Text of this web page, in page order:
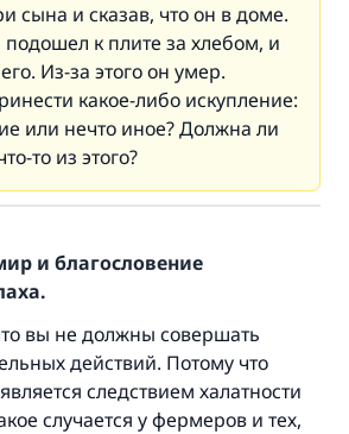
сына и сказав, что он в доме.
подошел к плите за хлебом, и
Из-за этого он умер.
какое-либо искупление:
или нечто иное? Должна ли
то из этого?
и благословение
вы не должны совершать
действий. Потому что
следствием халатности
случается у фермеров и тех,
помог сохранить
брак.